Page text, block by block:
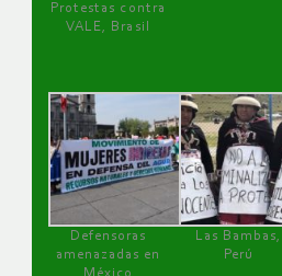
Protestas contra
VALE, Brasil
Defensoras
amenazadas en
Las Bambas,
Perú